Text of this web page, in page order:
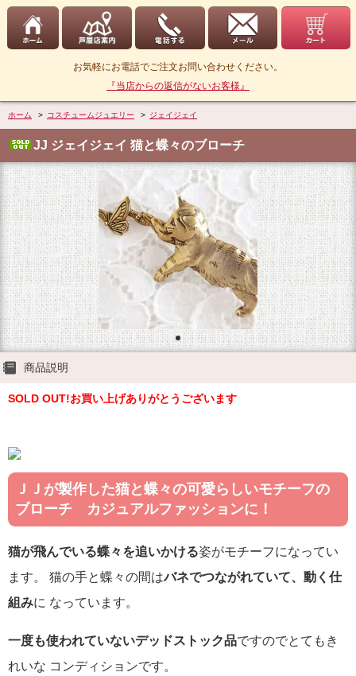
お気軽にお電話でご注文お問い合わせください。
『当店からの返信がないお客様』
ホーム > コスチュームジュエリー > ジェイジェイ
JJ ジェイジェイ 猫と蝶々のブローチ
商品説明
SOLD OUT!お買い上げありがとうございます
ＪＪが製作した猫と蝶々の可愛らしいモチーフの
ブローチ カジュアルファッションに！
猫が飛んでいる蝶々を追いかける姿がモチーフになってい
ます。 猫の手と蝶々の間はバネでつながれていて、動く仕
組みに なっています。
一度も使われていないデッドストック品ですのでとてもき
れいな コンディションです。